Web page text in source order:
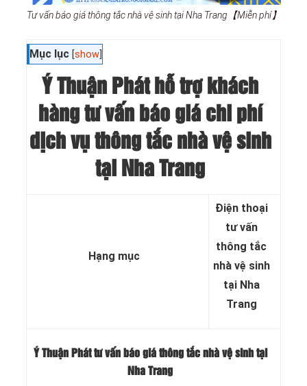
Tư vấn báo giá thông tắc nhà vệ sinh tại Nha Trang【Miễn phí】
Mục lục [show
Ý Thuận Phát hỗ trợ khách
hàng tư vấn báo giá chi phí
dịch vụ thông tắc nhà vệ sinh
tại Nha Trang
Hạng mục
Điện thoại
tư vấn
thông tắc
nhà vệ sinh
tại Nha
Trang
Ý Thuận Phát tư vấn báo giá thông tắc nhà vệ sinh tại
Nha Trang